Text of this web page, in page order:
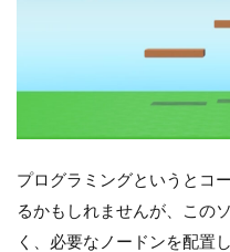
構
子
に
や
プログラミングというとコ
るかもしれませんが、この
く、必要なノードンを配置